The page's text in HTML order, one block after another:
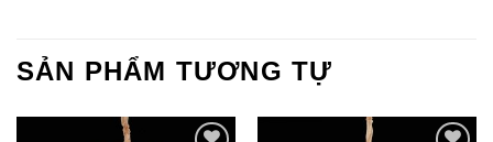
SẢN PHẨM TƯƠNG TỰ